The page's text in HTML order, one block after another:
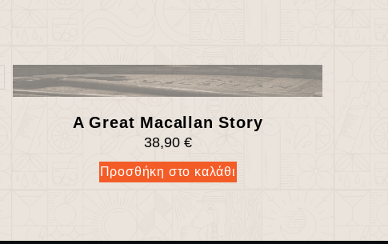
A Great Macallan Story
38,90 €
Προσθήκη στο καλάθι